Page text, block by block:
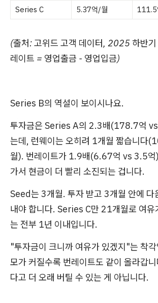
Series C 5.37억/월 111.5
(출처: 고위드 고객 데이터, 2025 하반기
레이트 = 영업출금 - 영업입금)
Series B의 역설이 보이시나요.
투자금은 Series A의 2.3배(178.7억
는데, 런웨이는 오히려 1개월 짧습니다
월). 번레이트가 1.9배(6.67억 vs 3.5억
가서 현금이 더 빨리 소진되는 겁니다.
Seed는 3개월. 투자 받고 3개월 안에 다
내야 합니다. Series C만 21개월로 여유
는 전부 1년 이내입니다.
"투자금이 크니까 여유가 있겠지"는 착
모가 커질수록 번레이트도 같이 올라갑
다고 더 오래 버틸 수 있는 게 아닙니다.